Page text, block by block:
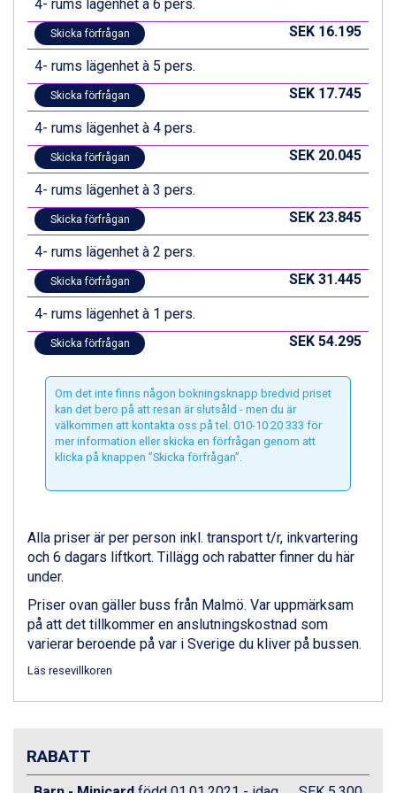
Canazei från 7.195 kr.
Livigno från 5.595 kr.
Ponte di Legno från 7.395 kr.
Bad Gastein från 6.295 kr.
Sauze dOulx från 6.145 kr.
Alleghe från 8.545 kr.
Arabba från 11.045 kr.
La Thuile från 7.045 kr.
Cervinia från 8.245 kr.
Bad Hofgastein från 8.595 kr.
Passo Tonale från 5.895 kr.
Sölden från 12.995 kr.
Saalbach från 9.445 kr.
Champoluc från 5.945 kr.
Sestriere från 6.945 kr.
Wagrain från 7.095 kr.
Fieberbrunn från 9.645 kr.
Ischgl från 11.295 kr.
Val Thorens från 8.395 kr.
St. Anton från 11.245 kr.
Zell am See från 6.295 kr.
Canazei från 7.195 kr.
Livigno från 5.595 kr.
Ponte di Legno från 7.395 kr.
Sauze dOulx från 6.145 kr.
Arabba från 11.045 kr.
La Thuile från 7.045 kr.
Cervinia från 8.245 kr.
Passo Tonale från 5.895 kr.
Sölden från 12.995 kr.
Saalbach från 9.445 kr.
Champoluc från 5.945 kr.
Wagrain från 7.095 kr.
Val Thorens från 8.395 kr.
St. Anton från 11.245 kr.
4- rums lägenhet à 6 pers.
Skicka förfrågan SEK 16.195
4- rums lägenhet à 5 pers.
Skicka förfrågan SEK 17.745
4- rums lägenhet à 4 pers.
Skicka förfrågan SEK 20.045
4- rums lägenhet à 3 pers.
Skicka förfrågan SEK 23.845
4- rums lägenhet à 2 pers.
Skicka förfrågan SEK 31.445
4- rums lägenhet à 1 pers.
Skicka förfrågan SEK 54.295
Om det inte finns någon bokningsknapp bredvid priset
kan det bero på att resan är slutsåld - men du är
välkommen att kontakta oss på tel. 010-10 20 333 för
mer information eller skicka en förfrågan genom att
klicka på knappen ”Skicka förfrågan”.
Alla priser är per person inkl. transport t/r, inkvartering
och 6 dagars liftkort. Tillägg och rabatter finner du här
under.
Priser ovan gäller buss från Malmö. Var uppmärksam
på att det tillkommer en anslutningskostnad som
varierar beroende på var i Sverige du kliver på bussen.
Läs resevillkoren
RABATT